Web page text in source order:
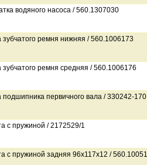
водяного насоса / 560.1307030
зубчатого ремня нижняя / 560.1006173
ремня средняя / 560.1006176
подшипника первичного вала / 330242-
с пружиной / 2172529/1
с пружиной задняя 96х117х12 /